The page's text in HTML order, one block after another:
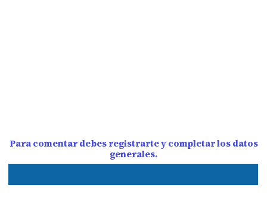
Para comentar debes registrarte y completar los datos
generales.